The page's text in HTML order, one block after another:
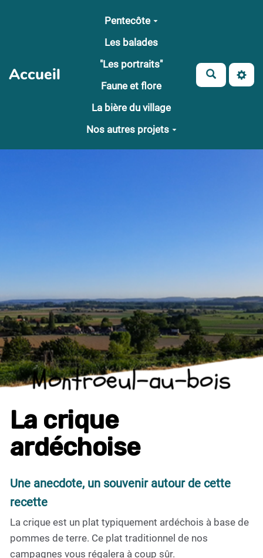
Aller au contenu principal
Accueil
Pentecôte
Les balades
"Les portraits"
Faune et flore
La bière du village
Nos autres projets
Montroeul-au-bois
La crique
ardéchoise
Une anecdote, un souvenir autour de cette
recette
La crique est un plat typiquement ardéchois à base de
pommes de terre. Ce plat traditionnel de nos
campagnes vous régalera à coup sûr.